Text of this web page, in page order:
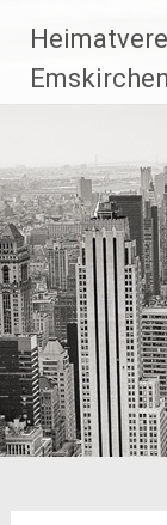
Inhalt
springen
Emskirchen